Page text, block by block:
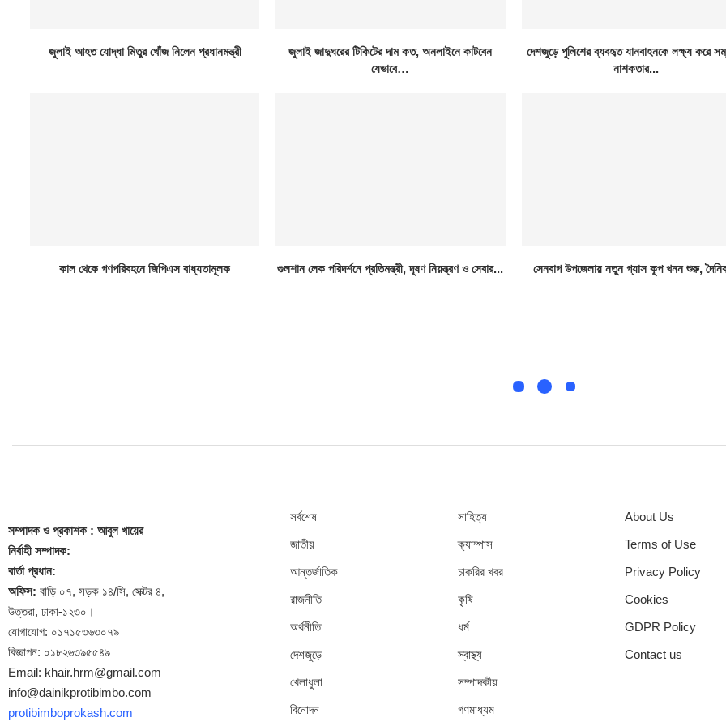
জুলাই আহত যোদ্ধা মিতুর খোঁজ নিলেন প্রধানমন্ত্রী
জুলাই জাদুঘরের টিকিটের দাম কত, অনলাইনে কাটবেন
যেভাবে…
দেশজুড়ে পুলিশের ব্যবহৃত যানবাহনকে লক্ষ্য করে
নাশকতার...
কাল থেকে গণপরিবহনে জিপিএস বাধ্যতামূলক গুলশান লেক পরিদর্শনে প্রতিমন্ত্রী, দূষণ নিয়ন্ত্রণ ও সেবার... সেনবাগ উপজেলায় নতুন গ্যাস কূপ খনন শুরু,
সম্পাদকও প্রকাশক : আবুল খায়ের
নির্বাহী সম্পাদক:
বার্তা প্রধান:
অফিস: বাড়ি ০৭, সড়ক ১৪/সি, সেক্টর ৪,
উত্তরা, ঢাকা-১২৩০।
যোগাযোগ: ০১৭১৫৩৬৩০৭৯
বিজ্ঞাপন: ০১৮২৬৩৯৫৫৪৯
Email: khair.hrm@gmail.com
info@dainikprotibimbo.com
protibimboprokash.com
সর্বশেষ
জাতীয়
আন্তর্জাতিক
রাজনীতি
অর্থনীতি
দেশজুড়ে
খেলাধুলা
বিনোদন
সাহিত্য
ক্যাম্পাস
চাকরির খবর
কৃষি
ধর্ম
স্বাস্থ্য
সম্পাদকীয়
গণমাধ্যম
About Us
Terms of Use
Privacy Policy
Cookies
GDPR Policy
Contact us